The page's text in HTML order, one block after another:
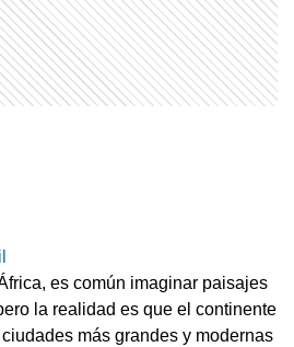
es común imaginar paisajes
la realidad es que el continente
más grandes y modernas